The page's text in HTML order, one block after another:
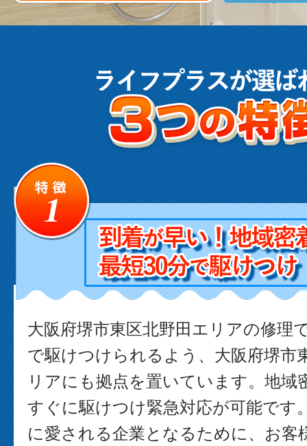
大阪府堺市東区北野田エリアの修理
で駆けつけられるよう、大阪府堺市
リアにも拠点を置いています。地域
すぐに駆けつけ緊急対応が可能です
に愛される企業となるために、お客